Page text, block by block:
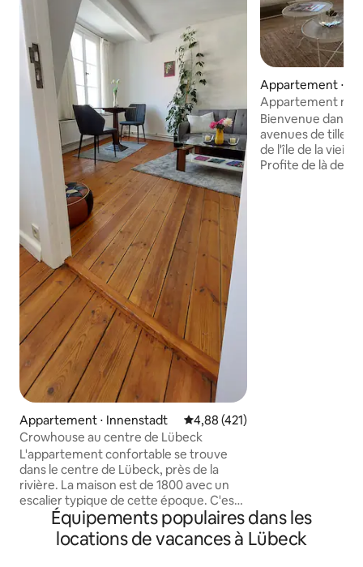
Appartement ⋅ Innenstadt Évaluation moyenne sur la
4,88 (421)
Crowhouse au centre de Lübeck
L'appartement confortable se trouve
dans le centre de Lübeck, près de la
rivière. La maison est de 1800 avec un
escalier typique de cette époque. C'est
la maison de l'entrée de l'un des
passages de Lübeck. La plupart des
attractions sont accessibles à pied. Vous
Appartement ⋅
Appartement
un immeuble
Bienvenue dans l'une des plus belles
avenues de
de l'île de la vieille
Profite de là de la
Équipements populaires dans les
locations de vacances à Lübeck